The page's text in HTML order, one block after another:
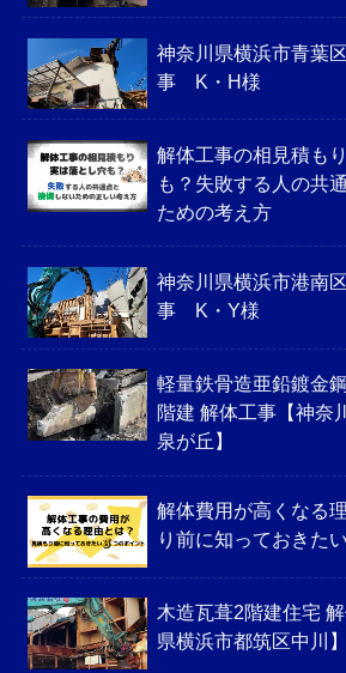
神奈川県横浜市青葉
事 K・H様
解体工事の相見積も
も？失敗する人の共
ための考え方
神奈川県横浜市港南
事 K・Y様
軽量鉄骨造亜鉛鍍金
階建 解体工事【神奈
泉が丘】
解体費用が高くなる
り前に知っておきた
木造瓦葺2階建住宅 解
県横浜市都筑区中川】